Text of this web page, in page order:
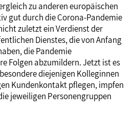
zu anderen europäischen
gut durch die Corona-Pandemie
zuletzt ein Verdienst der
Dienstes, die von Anfang
die Pandemie
Folgen abzumildern. Jetzt ist es
diejenigen Kolleginnen
Kundenkontakt pflegen, impfen
jeweiligen Personengruppen